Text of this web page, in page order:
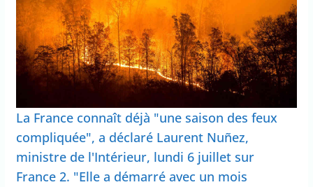
La France connaît déjà "une saison des feux
compliquée", a déclaré Laurent Nuñez,
ministre de l'Intérieur, lundi 6 juillet sur
France 2. "Elle a démarré avec un mois